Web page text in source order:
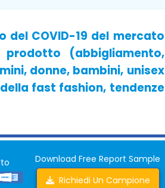
del COVID-19 del mercato
(abbigliamento,
donne, bambini, unisex
fast fashion, tendenze
Download Free Report Sample
Richiedi Un Campione